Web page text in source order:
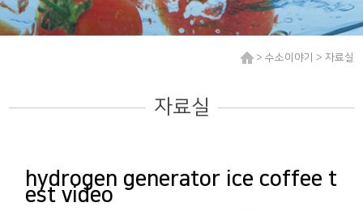
> 수소이야기 > 자료실
자료실
hydrogen generator ice coffee t
est video